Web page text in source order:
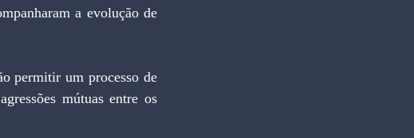
a evolução de
permitir um processo de
mútuas entre os